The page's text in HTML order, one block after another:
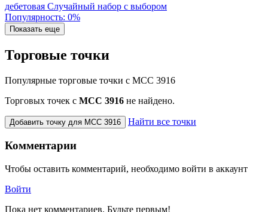
дебетовая Случайный набор с выбором
Популярность: 0%
Показать еще
Торговые точки
Популярные торговые точки с MCC 3916
Торговых точек с МСС 3916 не найдено.
Добавить точку для MCC 3916 Найти все точки
Комментарии
Чтобы оставить комментарий, необходимо войти в аккаунт
Войти
Пока нет комментариев. Будьте первым!